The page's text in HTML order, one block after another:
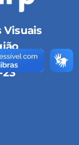
Visuais
23